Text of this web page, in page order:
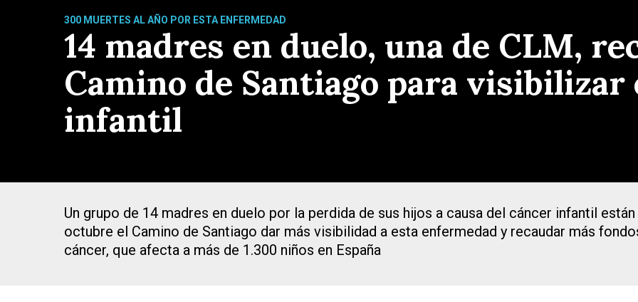
300 MUERTES AL AÑO POR ESTA ENFERMEDAD
14 madres en duelo, una de CLM,
Camino de Santiago para visibilizar
infantil
Un grupo de 14 madres en duelo por la perdida de sus hijos a causa del cáncer infantil
octubre el Camino de Santiago dar más visibilidad a esta enfermedad y recaudar más
cáncer, que afecta a más de 1.300 niños en España